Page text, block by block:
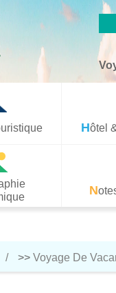
Hôtel
>> Voyage De